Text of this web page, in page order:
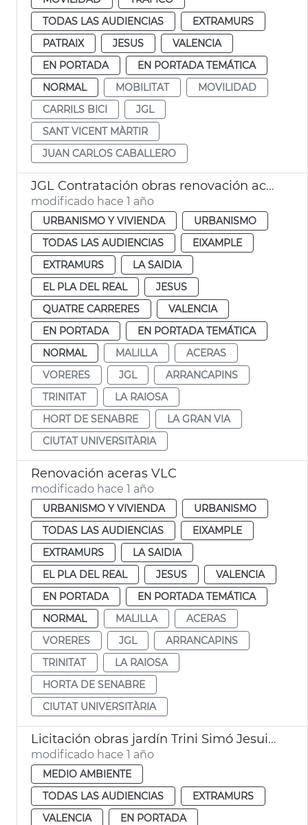
TODAS LAS AUDIENCIAS
EXTRAMURS
PATRAIX
JESUS
VALENCIA
EN PORTADA
EN PORTADA TEMÁTICA
NORMAL
MOBILITAT
MOVILIDAD
CARRILS BICI
JGL
SANT VICENT MÀRTIR
JUAN CARLOS CABALLERO
JGL Contratación obras renovación aceras València
modificado hace 1 año
URBANISMO Y VIVIENDA
URBANISMO
TODAS LAS AUDIENCIAS
EIXAMPLE
EXTRAMURS
LA SAIDIA
EL PLA DEL REAL
JESUS
QUATRE CARRERES
VALENCIA
EN PORTADA
EN PORTADA TEMÁTICA
NORMAL
MALILLA
ACERAS
VORERES
JGL
ARRANCAPINS
TRINITAT
LA RAIOSA
HORT DE SENABRE
LA GRAN VIA
CIUTAT UNIVERSITÀRIA
Renovación aceras VLC
modificado hace 1 año
URBANISMO Y VIVIENDA
URBANISMO
TODAS LAS AUDIENCIAS
EIXAMPLE
EXTRAMURS
LA SAIDIA
EL PLA DEL REAL
JESUS
VALENCIA
EN PORTADA
EN PORTADA TEMÁTICA
NORMAL
MALILLA
ACERAS
VORERES
JGL
ARRANCAPINS
TRINITAT
LA RAIOSA
HORTA DE SENABRE
CIUTAT UNIVERSITÀRIA
Licitación obras jardín Trini Simó Jesuitas
modificado hace 1 año
MEDIO AMBIENTE
TODAS LAS AUDIENCIAS
EXTRAMURS
VALENCIA
EN PORTADA